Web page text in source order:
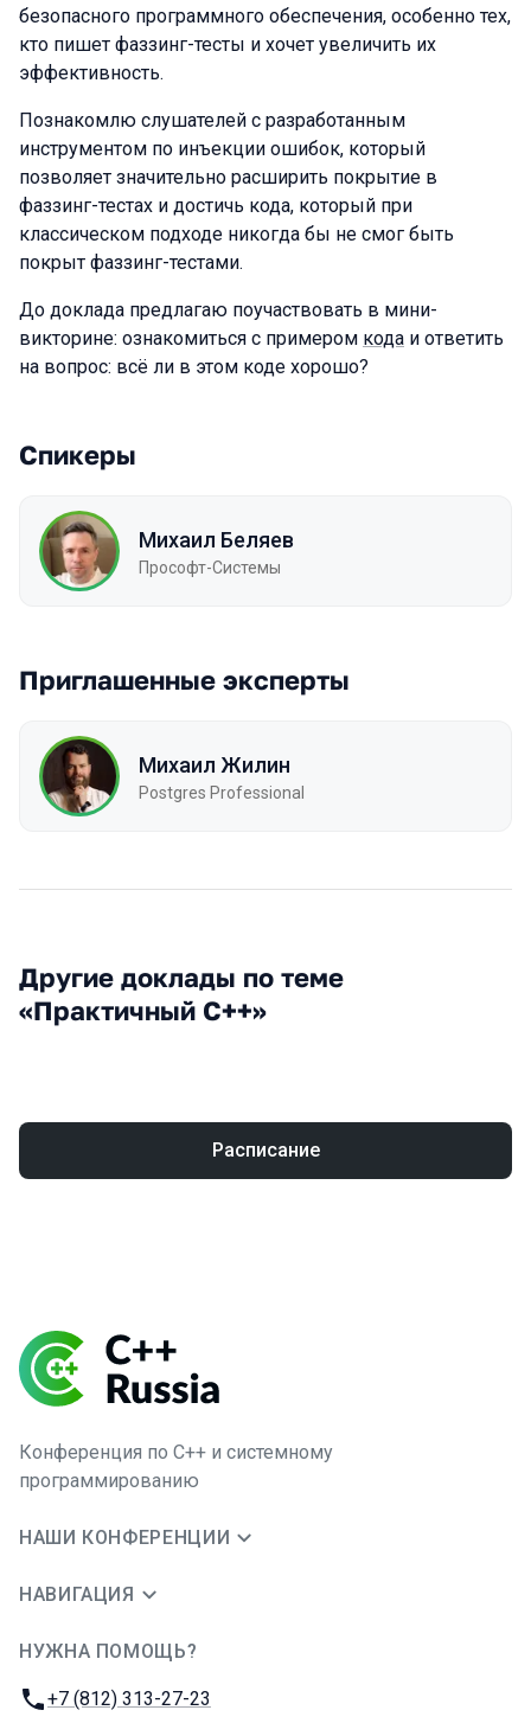
безопасного программного обеспечения, особенно тех,
кто пишет фаззинг-тесты и хочет увеличить их
эффективность.
Познакомлю слушателей с разработанным
инструментом по инъекции ошибок, который
позволяет значительно расширить покрытие в
фаззинг-тестах и достичь кода, который при
классическом подходе никогда бы не смог быть
покрыт фаззинг-тестами.
До доклада предлагаю поучаствовать в мини-
викторине: ознакомиться с примером кода и ответить
на вопрос: всё ли в этом коде хорошо?
Спикеры
Михаил Беляев
Прософт-Системы
Приглашенные эксперты
Михаил Жилин
Postgres Professional
Другие доклады по теме
«Практичный С++»
Расписание
Конференция по C++ и системному
программированию
НАШИ КОНФЕРЕНЦИИ
НАВИГАЦИЯ
НУЖНА ПОМОЩЬ?
Телефон:
+7 (812) 313-27-23